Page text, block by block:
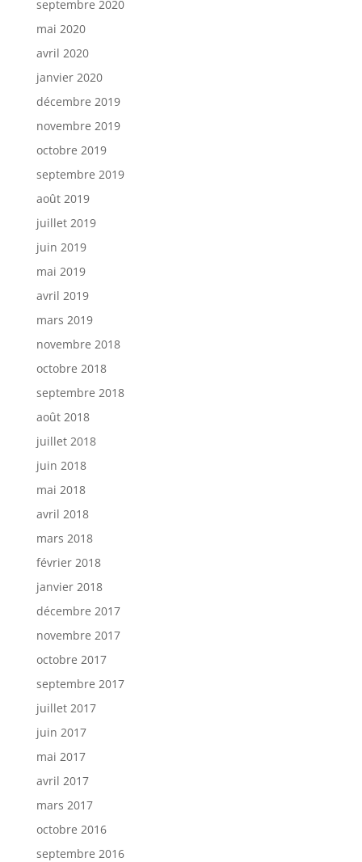
septembre 2020
mai 2020
avril 2020
janvier 2020
décembre 2019
novembre 2019
octobre 2019
septembre 2019
août 2019
juillet 2019
juin 2019
mai 2019
avril 2019
mars 2019
novembre 2018
octobre 2018
septembre 2018
août 2018
juillet 2018
juin 2018
mai 2018
avril 2018
mars 2018
février 2018
janvier 2018
décembre 2017
novembre 2017
octobre 2017
septembre 2017
juillet 2017
juin 2017
mai 2017
avril 2017
mars 2017
octobre 2016
septembre 2016